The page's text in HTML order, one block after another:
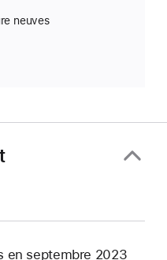
neuves
en septembre 2023